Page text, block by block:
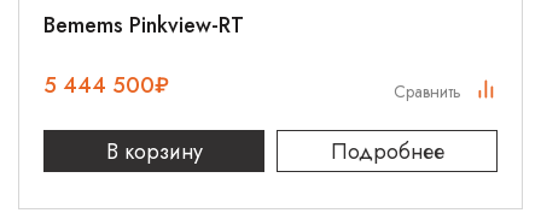
Bemems Pinkview-RT
5 444 500₽
В корзину Подробнее
Сравнить